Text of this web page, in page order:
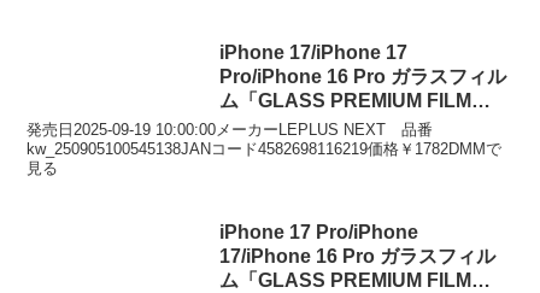
iPhone 17/iPhone 17
Pro/iPhone 16 Pro ガラスフィル
ム「GLASS PREMIUM FILM
Lite」 高透過 約95％ LN-
IM25FGLAC
発売日2025-09-19 10:00:00メーカーLEPLUS NEXT 品番
kw_250905100545138JANコード4582698116219価格￥1782DMMで
見る
iPhone 17 Pro/iPhone
17/iPhone 16 Pro ガラスフィル
ム「GLASS PREMIUM FILM